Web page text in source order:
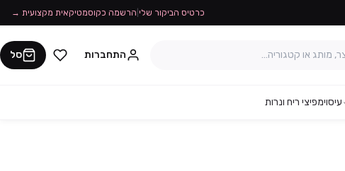
כרטיס הביקור שלי הרשמה כקוסמטיקאית מקצועית →
התחברות סל
עיסוימפיצי ריח ונרות